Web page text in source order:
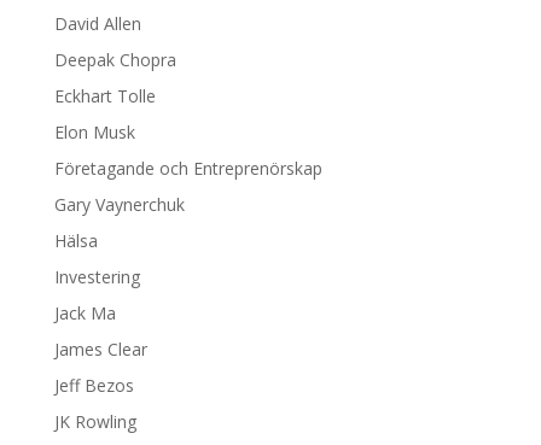
David Allen
Deepak Chopra
Eckhart Tolle
Elon Musk
Företagande och Entreprenörskap
Gary Vaynerchuk
Hälsa
Investering
Jack Ma
James Clear
Jeff Bezos
JK Rowling